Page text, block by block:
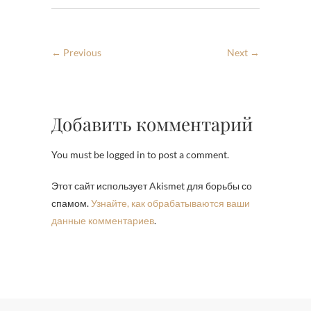
← Previous Next →
Добавить комментарий
You must be logged in to post a comment.
Этот сайт использует Akismet для борьбы со
спамом.Узнайте, как обрабатываются ваши
данные комментариев.